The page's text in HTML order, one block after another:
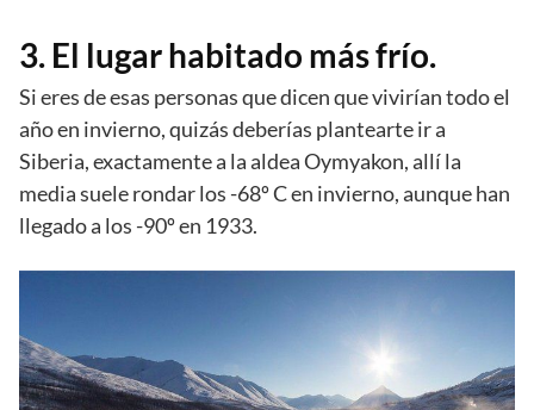
3. El lugar habitado más frío.
Si eres de esas personas que dicen que vivirían todo el
año en invierno, quizás deberías plantearte ir a
Siberia, exactamente a la aldea Oymyakon, allí la
media suele rondar los -68º C en invierno, aunque han
llegado a los -90º en 1933.